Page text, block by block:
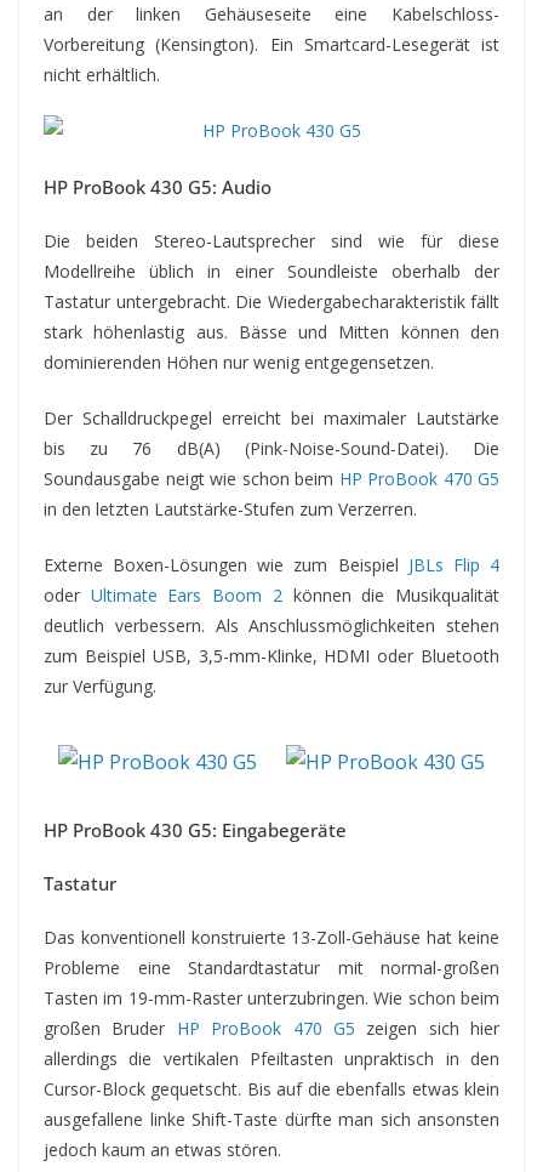
an der linken Gehäuseseite eine Kabelschloss-
Vorbereitung (Kensington). Ein Smartcard-Lesegerät ist
nicht erhältlich.
HP ProBook 430 G5: Audio
Die beiden Stereo-Lautsprecher sind wie für diese
Modellreihe üblich in einer Soundleiste oberhalb der
Tastatur untergebracht. Die Wiedergabecharakteristik fällt
stark höhenlastig aus. Bässe und Mitten können den
dominierenden Höhen nur wenig entgegensetzen.
Der Schalldruckpegel erreicht bei maximaler Lautstärke
bis zu 76 dB(A) (Pink-Noise-Sound-Datei). Die
Soundausgabe neigt wie schon beim HP ProBook 470 G5
in den letzten Lautstärke-Stufen zum Verzerren.
Externe Boxen-Lösungen wie zum Beispiel JBLs Flip 4
oder Ultimate Ears Boom 2können die Musikqualität
deutlich verbessern. Als Anschlussmöglichkeiten stehen
zum Beispiel USB, 3,5-mm-Klinke, HDMI oder Bluetooth
zur Verfügung.
HP ProBook 430 G5: Eingabegeräte
Tastatur
Das konventionell konstruierte 13-Zoll-Gehäuse hat keine
Probleme eine Standardtastatur mit normal-großen
Tasten im 19-mm-Raster unterzubringen. Wie schon beim
großen Bruder HP ProBook 470 G5 zeigen sich hier
allerdings die vertikalen Pfeiltasten unpraktisch in den
Cursor-Block gequetscht. Bis auf die ebenfalls etwas klein
ausgefallene linke Shift-Taste dürfte man sich ansonsten
jedoch kaum an etwas stören.